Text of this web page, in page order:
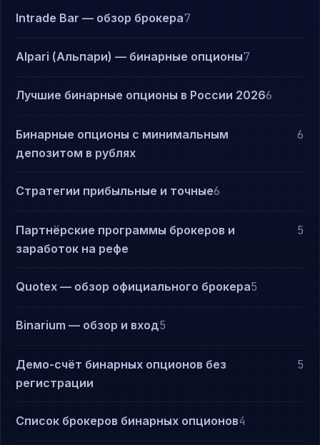
Intrade Bar — обзор брокера7
Alpari (Альпари) — бинарные опционы7
Лучшие бинарные опционы в России 20266
Бинарные опционы с минимальным
депозитом в рублях
6
Стратегии прибыльные и точные6
Партнёрские программы брокеров и
заработок на рефе
5
Quotex — обзор официального брокера5
Binarium — обзор и вход5
Демо-счёт бинарных опционов без
регистрации
5
Список брокеров бинарных опционов4